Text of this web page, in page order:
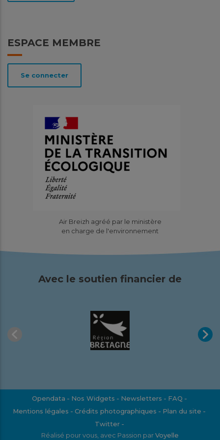
ESPACE MEMBRE
Se connecter
Air Breizh agréé par le ministère
en charge de l'environnement
Avec le soutien financier de
Opendata Nos Widgets Newsletters
FAQ
Mentions légales
Crédits photographiques
Plan du site
Twitter
Réalisé pour vous, avec Passion parVoyelle